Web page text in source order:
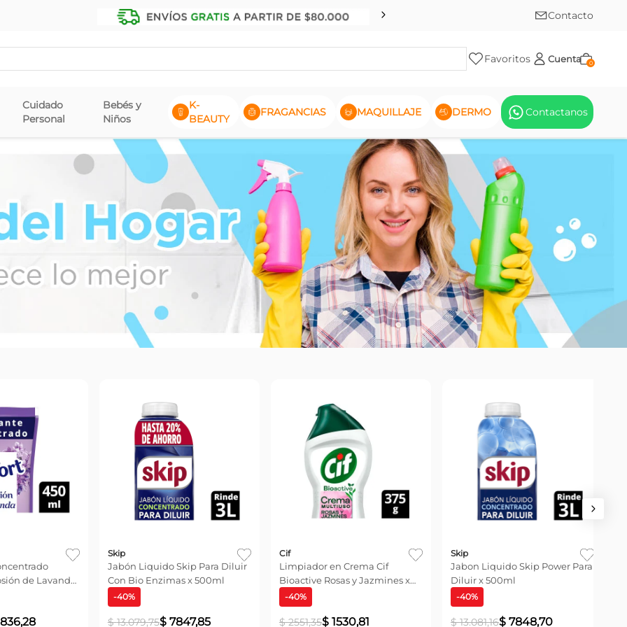
Contacto
Favoritos Cuenta 0
Cuidado
Personal
Bebés y
Niños
K-
BEAUTY
FRAGANCIAS MAQUILLAJE DERMO Contactanos
de Lavanda
,28
Skip
Jabón Liquido Skip Para Diluir
Con Bio Enzimas x 500ml
40%
13.079,75$ 7847,85
Limpiador en Crema Cif
Bioactive Rosas y Jazmines x
375 ml
40%
2551,35$ 1530,81
Skip
Jabon Liquido Skip Power Para
Diluir x 500ml
40%
13.081,16$ 7848,70